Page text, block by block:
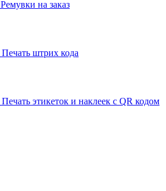
Ремувки на заказ
Печать штрих кода
Печать этикеток и наклеек с QR кодом